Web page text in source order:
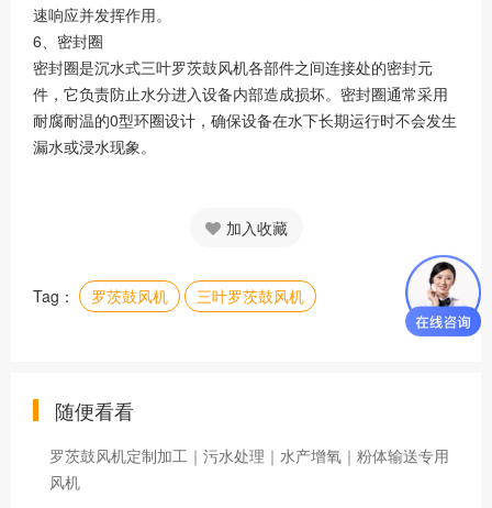
速响应并发挥作用。
6、密封圈
密封圈是沉水式三叶罗茨鼓风机各部件之间连接处的密封元
件，它负责防止水分进入设备内部造成损坏。密封圈通常采用
耐腐耐温的0型环圈设计，确保设备在水下长期运行时不会发生
漏水或浸水现象。
加入收藏
Tag： 罗茨鼓风机 三叶罗茨鼓风机
随便看看
罗茨鼓风机定制加工｜污水处理｜水产增氧｜粉体输送专用
风机